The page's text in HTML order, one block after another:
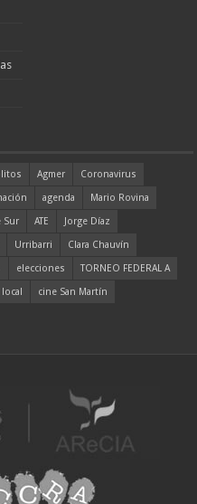
Agmer
Coronavirus
agenda
Mario Rovina
Sur ATE
Jorge Díaz
Urribarri
Clara Chauvín
elecciones
TORNEO FEDERAL A
cine San Martín